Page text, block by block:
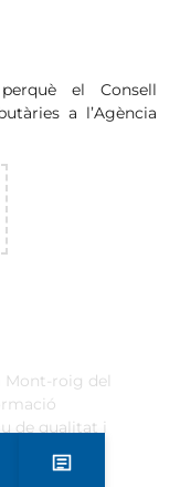
el Consell
a l’Agència
Mont-roig del
de qualitat i
Notícies